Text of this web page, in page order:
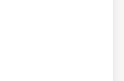
интерьерами.
259 кают разных
т;